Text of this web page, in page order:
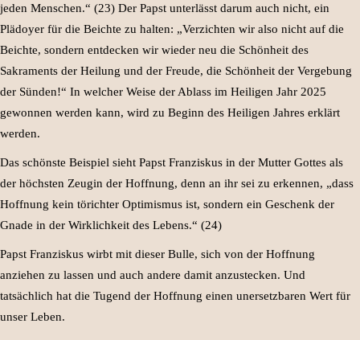
jeden Menschen.“ (23) Der Papst unterlässt darum auch nicht, ein
Plädoyer für die Beichte zu halten: „Verzichten wir also nicht auf die
Beichte, sondern entdecken wir wieder neu die Schönheit des
Sakraments der Heilung und der Freude, die Schönheit der Vergebung
der Sünden!“ In welcher Weise der Ablass im Heiligen Jahr 2025
gewonnen werden kann, wird zu Beginn des Heiligen Jahres erklärt
werden.
Das schönste Beispiel sieht Papst Franziskus in der Mutter Gottes als
der höchsten Zeugin der Hoffnung, denn an ihr sei zu erkennen, „dass
Hoffnung kein törichter Optimismus ist, sondern ein Geschenk der
Gnade in der Wirklichkeit des Lebens.“ (24)
Papst Franziskus wirbt mit dieser Bulle, sich von der Hoffnung
anziehen zu lassen und auch andere damit anzustecken. Und
tatsächlich hat die Tugend der Hoffnung einen unersetzbaren Wert für
unser Leben.